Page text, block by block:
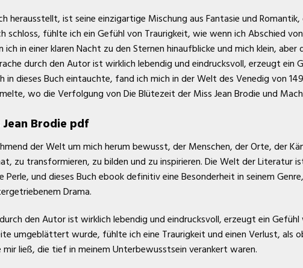
herausstellt, ist seine einzigartige Mischung aus Fantasie und
schloss, fühlte ich ein Gefühl von Traurigkeit, wie wenn ich Abschied
in einer klaren Nacht zu den Sternen hinaufblicke und mich klein,
durch den Autor ist wirklich lebendig und eindrucksvoll, erzeugt ein
in dieses Buch eintauchte, fand ich mich in der Welt des Venedig von
wo die Verfolgung von Die Blütezeit der Miss Jean Brodie und
Brodie pdf
der Welt um mich herum bewusst, der Menschen, der Orte, der
zu transformieren, zu bilden und zu inspirieren. Die Welt der Literatur
und dieses Buch ebook definitiv eine Besonderheit in seinem
Drama.
den Autor ist wirklich lebendig und eindrucksvoll, erzeugt ein
umgeblättert wurde, fühlte ich eine Traurigkeit und einen Verlust, als
ließ, die tief in meinem Unterbewusstsein verankert waren.